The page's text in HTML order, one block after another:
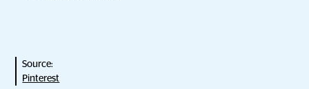
Source:
Pinterest